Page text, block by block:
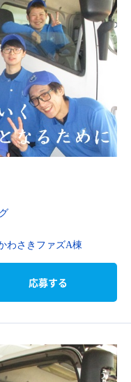
わさきファズA棟
応募する